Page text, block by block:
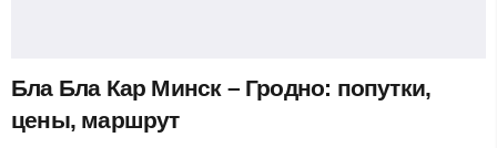
Бла Бла Кар Минск – Гродно: попутки,
цены, маршрут